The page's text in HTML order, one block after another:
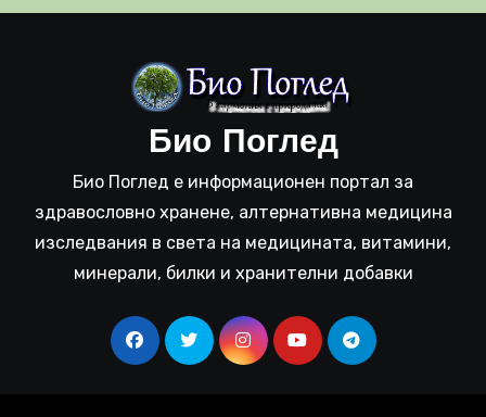
Био Поглед
Био Поглед е информационен портал за
здравословно хранене, алтернативна медицина
изследвания в света на медицината, витамини,
минерали, билки и хранителни добавки